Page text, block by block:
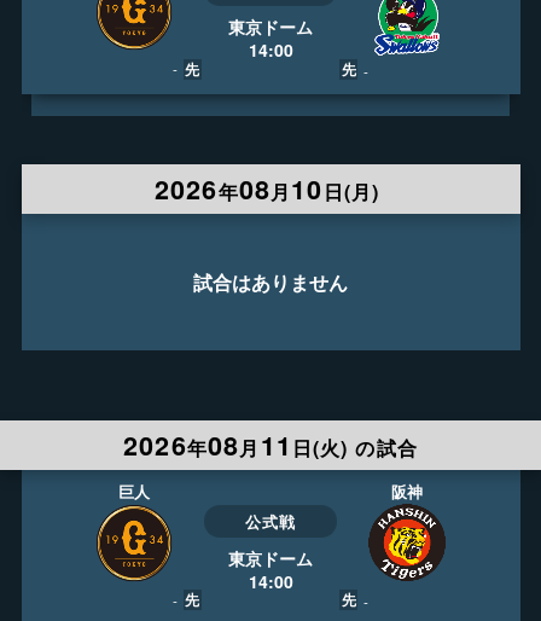
- 先
東京ドーム
14:00
先 -
日テレジータス HD 13:30
梅澤 廉2026年08月 10日(月)
試合はありません
2026年08月 11 日(火) の試合
巨人
- 先
公式戦
東京ドーム
14:00
阪神
先 -